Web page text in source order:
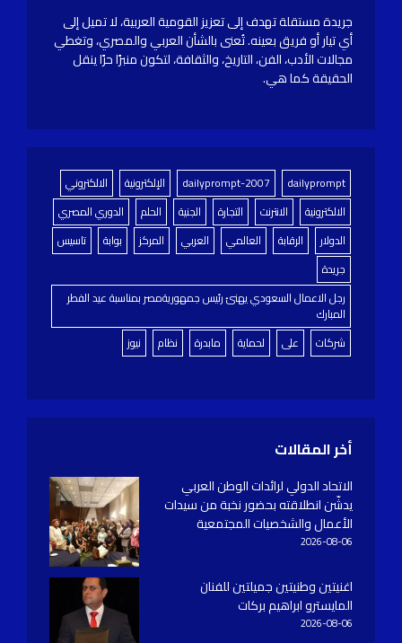
جريدة مستقلة تهدف إلى تعزيز القومية العربية، لا تميل إلى
أي تيار أو فريق بعينه. تُعنى بالشأن العربي والمصري، وتغطي
مجالات الأدب، الفن، التاريخ، والثقافة، لتكون منبرًا حرًا ينقل
الحقيقة كما هي.
dailyprompt
dailyprompt-2007 الإلكترونية
الالكتروني
الالكترونية
الانترنت التجارة الجنية الحلم
الدوري المصري
الدولار
الرقابة العالمي العربي المركز بوابة
تاسيس
جريدة
رجل الاعمال السعودي يهنئ رئيس جمهوريةمصر بمناسبة عيد الفطر
المبارك
شركات
على لحماية مابدرة نظام نيوز
أخر المقالات
الاتحاد الدولي لرائدات الوطن العربي
يدشّن انطلاقته بحضور نخبة من سيدات
الأعمال والشخصيات المجتمعية
2026-08-06
اغنيتين وطنيتين جميلتين للفنان
المايسترو ابراهيم بركات
2026-08-06